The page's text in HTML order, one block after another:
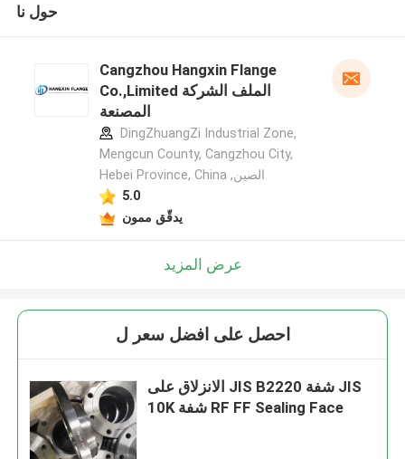
حول نا
Cangzhou Hangxin Flange
Co.,Limited الملف الشركة
المصنعة
DingZhuangZi Industrial Zone,
Mengcun County, Cangzhou City,
Hebei Province, China ,الصين
5.0
يدقّق ممون
عرض المزيد
احصل على افضل سعر ل
الانزلاق على JIS B2220 شفة JIS
10K شفة RF FF Sealing Face